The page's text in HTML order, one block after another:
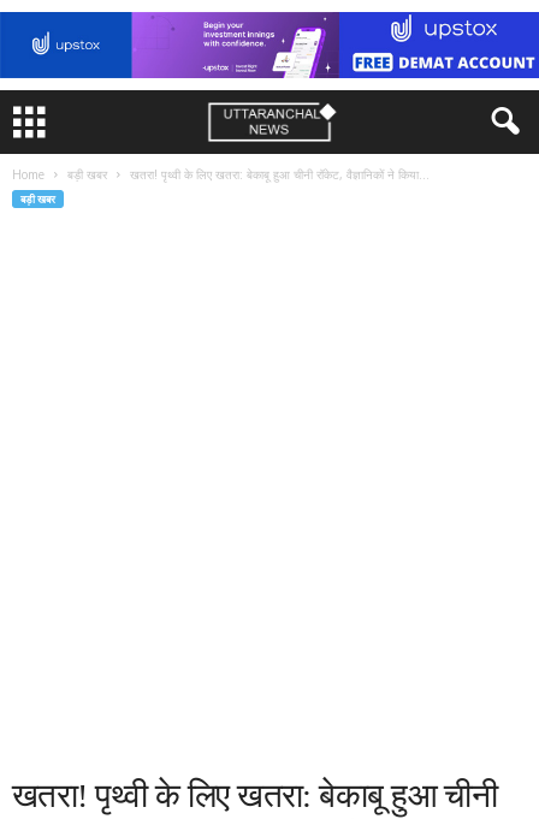
Home बड़ी खबर खतरा! पृथ्वी के लिए खतरा: बेकाबू हुआ चीनी रॉकेट, वैज्ञानिकों ने किया...
बड़ी खबर
खतरा! पृथ्वी के लिए खतरा: बेकाबू हुआ चीनी